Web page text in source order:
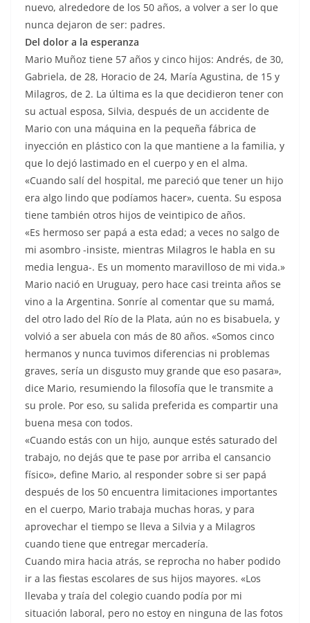
nuevo, alrededore de los 50 años, a volver a ser lo que
nunca dejaron de ser: padres.
Del dolor a la esperanza
Mario Muñoz tiene 57 años y cinco hijos: Andrés, de 30,
Gabriela, de 28, Horacio de 24, María Agustina, de 15 y
Milagros, de 2. La última es la que decidieron tener con
su actual esposa, Silvia, después de un accidente de
Mario con una máquina en la pequeña fábrica de
inyección en plástico con la que mantiene a la familia, y
que lo dejó lastimado en el cuerpo y en el alma.
«Cuando salí del hospital, me pareció que tener un hijo
era algo lindo que podíamos hacer», cuenta. Su esposa
tiene también otros hijos de veintipico de años.
«Es hermoso ser papá a esta edad; a veces no salgo de
mi asombro -insiste, mientras Milagros le habla en su
media lengua-. Es un momento maravilloso de mi vida.»
Mario nació en Uruguay, pero hace casi treinta años se
vino a la Argentina. Sonríe al comentar que su mamá,
del otro lado del Río de la Plata, aún no es bisabuela, y
volvió a ser abuela con más de 80 años. «Somos cinco
hermanos y nunca tuvimos diferencias ni problemas
graves, sería un disgusto muy grande que eso pasara»,
dice Mario, resumiendo la filosofía que le transmite a
su prole. Por eso, su salida preferida es compartir una
buena mesa con todos.
«Cuando estás con un hijo, aunque estés saturado del
trabajo, no dejás que te pase por arriba el cansancio
físico», define Mario, al responder sobre si ser papá
después de los 50 encuentra limitaciones importantes
en el cuerpo, Mario trabaja muchas horas, y para
aprovechar el tiempo se lleva a Silvia y a Milagros
cuando tiene que entregar mercadería.
Cuando mira hacia atrás, se reprocha no haber podido
ir a las fiestas escolares de sus hijos mayores. «Los
llevaba y traía del colegio cuando podía por mi
situación laboral, pero no estoy en ninguna de las fotos